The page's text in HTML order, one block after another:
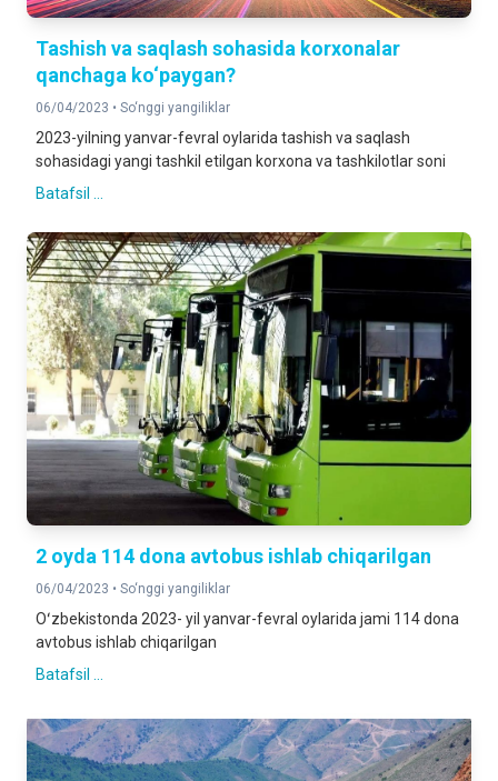
Tashish va saqlash sohasida korxonalar
qanchaga ko‘paygan?
06/04/2023 • So‘nggi yangiliklar
2023-yilning yanvar-fevral oylarida tashish va saqlash
sohasidagi yangi tashkil etilgan korxona va tashkilotlar soni
Batafsil ...
2 oyda 114 dona avtobus ishlab chiqarilgan
06/04/2023 • So‘nggi yangiliklar
Oʻzbekistonda 2023- yil yanvar-fevral oylarida jami 114 dona
avtobus ishlab chiqarilgan
Batafsil ...